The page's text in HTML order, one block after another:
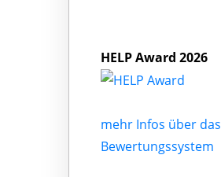
HELP Award 2026
mehr Infos über das
Bewertungssystem